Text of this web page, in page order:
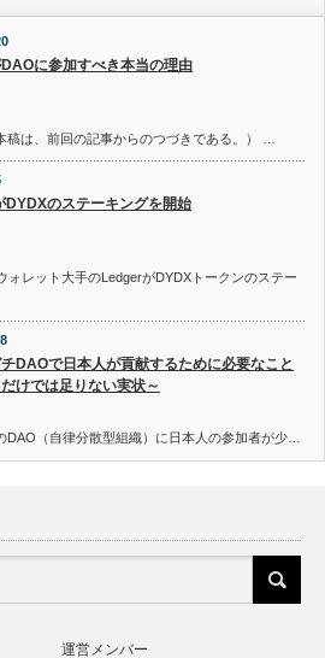
DAOに参加すべき本当の理由
は、前回の記事からのつづきである。） …
DYDXのステーキングを開始
ォレット大手のLedgerがDYDXトークンのステー
DAOで日本人が貢献するために必要なこと
けでは足りない実状～
DAO（自律分散型組織）に日本人の参加者が少…
運営メンバー